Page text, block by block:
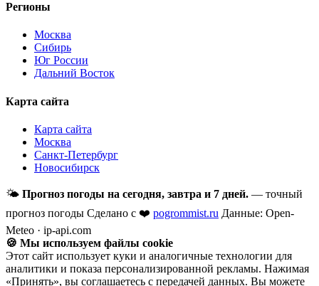
Регионы
Москва
Сибирь
Юг России
Дальний Восток
Карта сайта
Карта сайта
Москва
Санкт-Петербург
Новосибирск
🌤 Прогноз погоды на сегодня, завтра и 7 дней. — точный
прогноз погоды Сделано с ❤️ pogrommist.ru Данные: Open-
Meteo · ip-api.com
🍪 Мы используем файлы cookie
Этот сайт использует куки и аналогичные технологии для
аналитики и показа персонализированной рекламы. Нажимая
«Принять», вы соглашаетесь с передачей данных. Вы можете